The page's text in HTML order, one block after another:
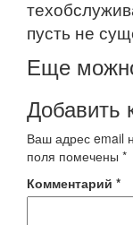
пусть не
Еще
Добавить
Ваш адрес email
поля помечены *
Комментарий *